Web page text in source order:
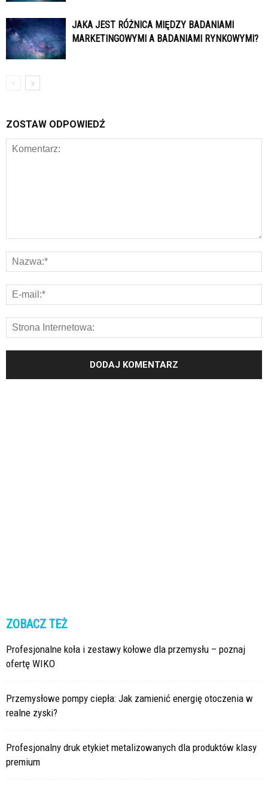
JAKA JEST RÓŻNICA MIĘDZY BADANIAMI
MARKETINGOWYMI A BADANIAMI RYNKOWYMI?
ZOSTAW ODPOWIEDŹ
ZOBACZ TEŻ
Profesjonalne koła i zestawy kołowe dla przemysłu – poznaj
ofertę WIKO
Przemysłowe pompy ciepła: Jak zamienić energię otoczenia w
realne zyski?
Profesjonalny druk etykiet metalizowanych dla produktów klasy
premium